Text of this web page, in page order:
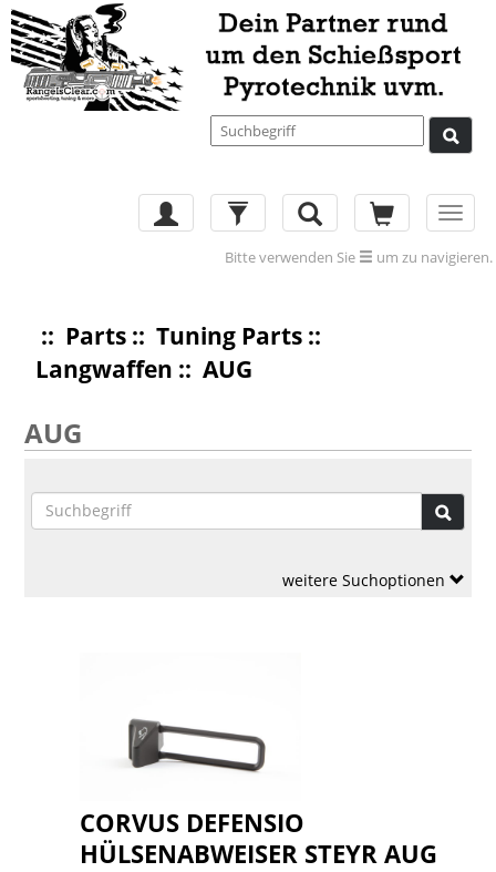
Bitte verwenden Sie um zu navigieren.
:: Parts ::Tuning Parts ::
Langwaffen :: AUG
AUG
weitere Suchoptionen
CORVUS DEFENSIO
HÜLSENABWEISER STEYR AUG